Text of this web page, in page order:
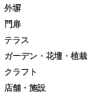
外塀
門扉
テラス
ガーデン・花壇・植栽
クラフト
店舗・施設